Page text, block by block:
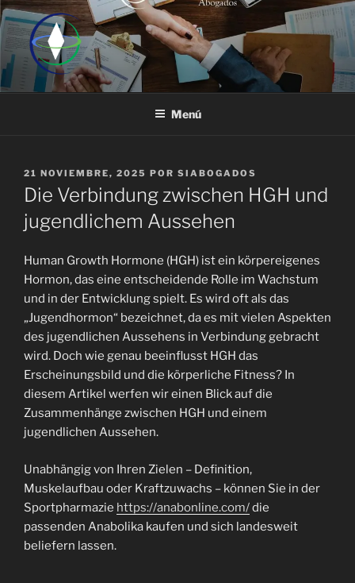
Saltar
al
contenido
Menú
PUBLICADO
EL
21 NOVIEMBRE, 2025 POR SIABOGADOS
Die Verbindung zwischen HGH und
jugendlichem Aussehen
Human Growth Hormone (HGH) ist ein körpereigenes
Hormon, das eine entscheidende Rolle im Wachstum
und in der Entwicklung spielt. Es wird oft als das
„Jugendhormon“ bezeichnet, da es mit vielen Aspekten
des jugendlichen Aussehens in Verbindung gebracht
wird. Doch wie genau beeinflusst HGH das
Erscheinungsbild und die körperliche Fitness? In
diesem Artikel werfen wir einen Blick auf die
Zusammenhänge zwischen HGH und einem
jugendlichen Aussehen.
Unabhängig von Ihren Zielen – Definition,
Muskelaufbau oder Kraftzuwachs – können Sie in der
Sportpharmazie https://anabonline.com/die
passenden Anabolika kaufen und sich landesweit
beliefern lassen.